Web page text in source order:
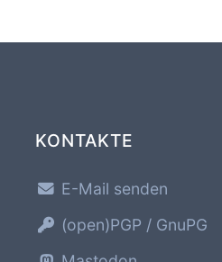
KONTAKTE
E-Mail senden
(open)PGP / GnuPG